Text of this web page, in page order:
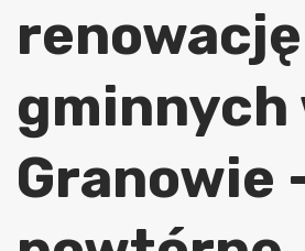
gminnych
Granowie